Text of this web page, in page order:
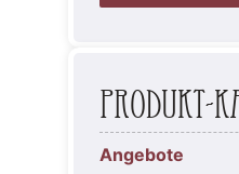
Produkt-
Angebote